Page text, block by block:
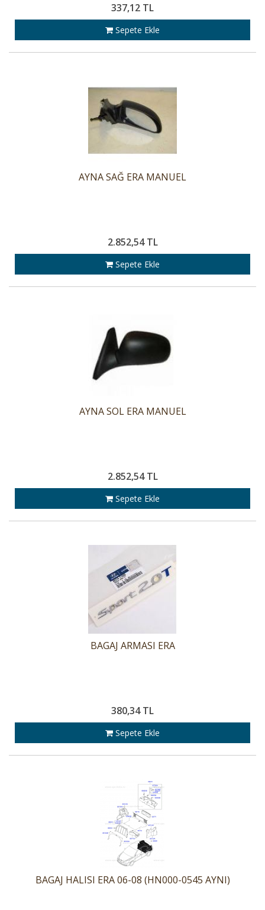
337,12 TL
Sepete Ekle
AYNA SAĞ ERA MANUEL
2.852,54 TL
Sepete Ekle
AYNA SOL ERA MANUEL
2.852,54 TL
Sepete Ekle
BAGAJ ARMASI ERA
380,34 TL
Sepete Ekle
BAGAJ HALISI ERA 06-08 (HN000-0545 AYNI)